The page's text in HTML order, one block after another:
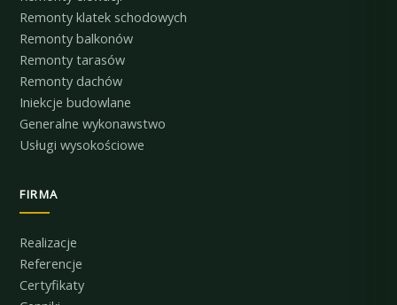
Remonty klatek schodowych
Remonty balkonów
Remonty tarasów
Remonty dachów
Iniekcje budowlane
Generalne wykonawstwo
Usługi wysokościowe
FIRMA
Realizacje
Referencje
Certyfikaty